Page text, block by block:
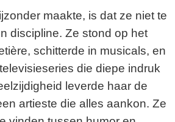
maakte, is dat ze niet te
discipline. Ze stond op het
schitterde in musicals, en
die diepe indruk
leverde haar de
artieste die alles aankon. Ze